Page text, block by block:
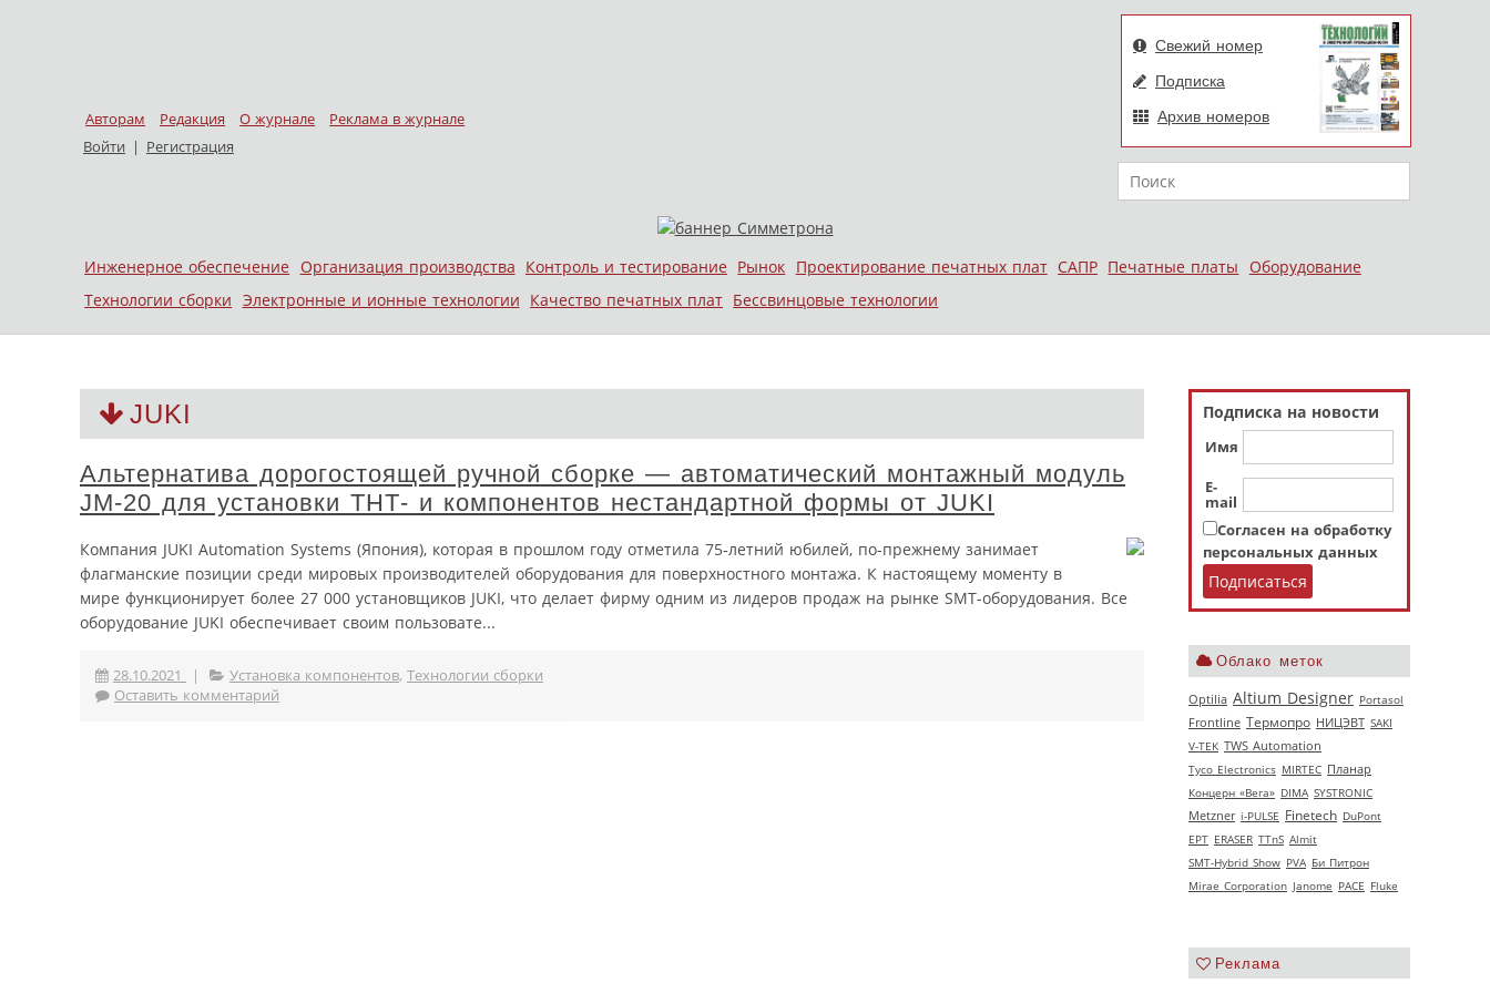
Авторам Редакция О журнале
Реклама в журнале
Войти | Регистрация
Свежий номер
Подписка
Архив номеров
Поиск
Меню
Skip to content
Инженерное обеспечение Организация производства Контроль и тестирование Рынок Проектирование печатных плат САПР Печатные платы
Оборудование
Технологии сборки Электронные и ионные технологии Качество печатных плат Бессвинцовые технологии
Подписка на новости
Имя
E-
mail
Согласен на обработку
персональных данных
Облако меток
Optilia Altium Designer Portasol
Frontline Термопро НИЦЭВТ SAKI
V‑TEK TWS Automation
Tyco Electronics MIRTEC Планар
Концерн «Вега» DIMA SYSTRONIC
Metzner i-PULSE Finetech DuPont
EPT ERASER TTnS Almit
SMT-Hybrid Show PVA Би Питрон
Mirae Corporation Janome РАСЕ Fluke
Реклама
JUKI
Альтернатива дорогостоящей ручной сборке — автоматический монтажный модуль
JM-20 для установки ТНТ- и компонентов нестандартной формы от JUKI
Компания JUKI Automation Systems (Япония), которая в прошлом году отметила 75‑летний юбилей, по-прежнему занимает
флагманские позиции среди мировых производителей оборудования для поверхностного монтажа. К настоящему моменту в
мире функционирует более 27 000 установщиков JUKI, что делает фирму одним из лидеров продаж на рынке SMT-оборудования. Все
оборудование JUKI обеспечивает своим пользовате...
28.10.2021 | Установка компонентов, Технологии сборки
Оставить комментарий